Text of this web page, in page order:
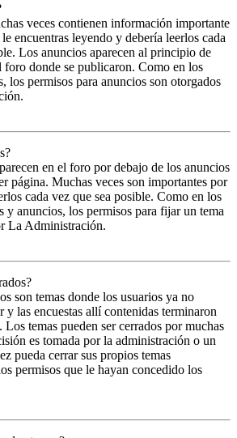
veces contienen información importante
encuentras leyendo y debería leerlos cada
Los anuncios aparecen al principio de
foro donde se publicaron. Como en los
los permisos para anuncios son otorgados
en el foro por debajo de los anuncios
página. Muchas veces son importantes por
cada vez que sea posible. Como en los
y anuncios, los permisos para fijar un tema
La Administración.
son temas donde los usuarios ya no
y las encuestas allí contenidas terminaron
Los temas pueden ser cerrados por muchas
es tomada por la administración o un
pueda cerrar sus propios temas
permisos que le hayan concedido los